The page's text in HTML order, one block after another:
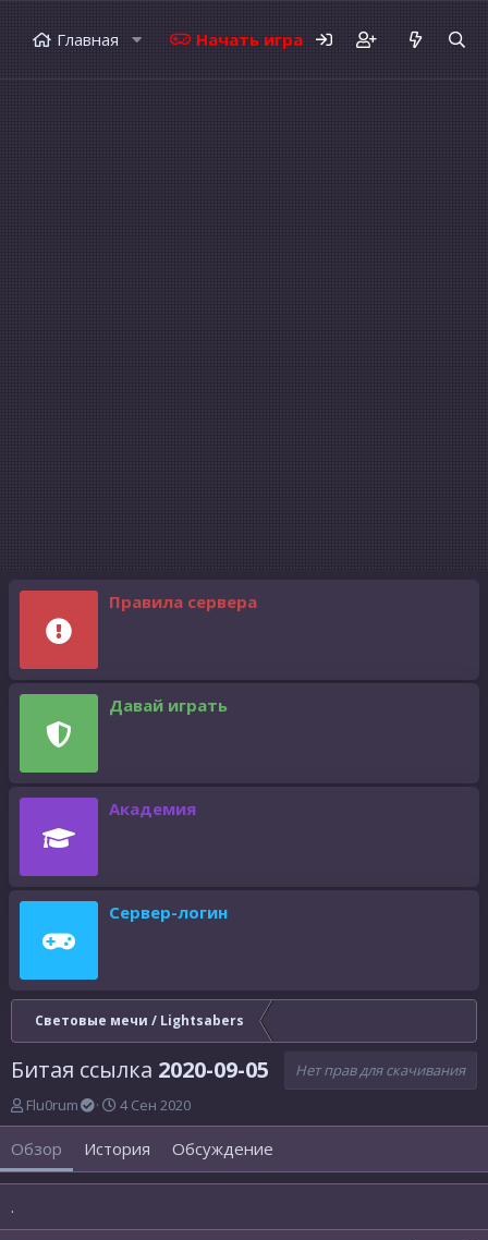
Главная Начать играть Форумы
Правила сервера
Давай играть
Академия
Сервер-логин
Световые мечи / Lightsabers
Битая ссылка 2020-09-05
Нет прав для скачивания
А
в
т
р
Flu0rum
Д
а
т
а
с
4 Сен 2020
Обзор История Обсуждение
.